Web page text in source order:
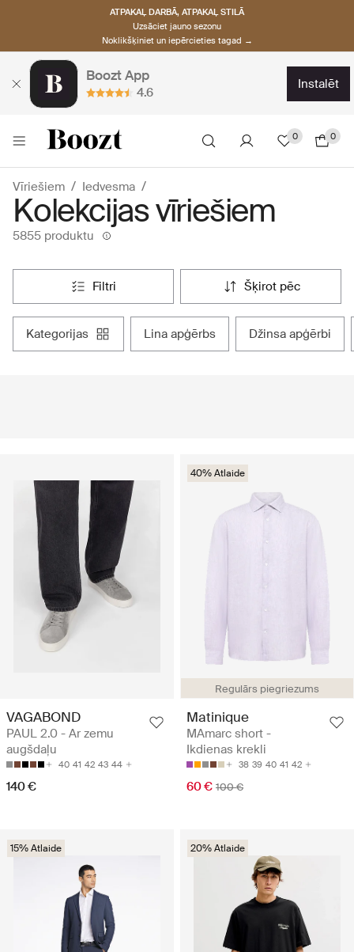
ATPAKAĻ DARBĀ, ATPAKAĻ STILĀ
Uzsāciet jauno sezonu
Noklikšķiniet un iepērcieties tagad →
Boozt App
4.6
instalēt
0 0
Vīriešiem Iedvesma
Kolekcijas vīriešiem
5855 produktu
filtri šķirot pēc
kategorijas lina apģērbs džinsa apģērbi
VAGABOND
PAUL 2.0 - Ar zemu
augšdaļu
40 41 42 43 44
140 €
Regulārs piegriezums
40% Atlaide
Matinique
MAmarc short -
Ikdienas krekli
38 39 40 41 42
60 € 100 €
15% Atlaide 20% Atlaide